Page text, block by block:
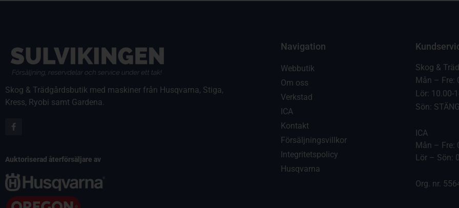
Skog & Trädgårdsbutik med maskiner från Husqvarna, Stiga,
Kress, Ryobi samt Gardena.
Auktoriserad återförsäljare av
Navigation
Webbutik
Om oss
Verkstad
ICA
Kontakt
Försäljningsvillkor
Integritetspolicy
Husqvarna
Skog &
Mån – Fre:
Lör: 10.00-
Sön:
ICA
Mån – Fre:
Lör – Sön:
Org. nr.